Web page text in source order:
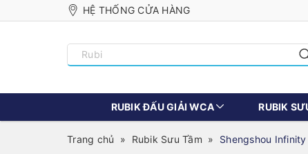
HỆ THỐNG CỬA HÀNG
RUBIK ĐẤU GIẢI WCA RUBIK
Trang chủ » Rubik Sưu Tầm » Shengshou